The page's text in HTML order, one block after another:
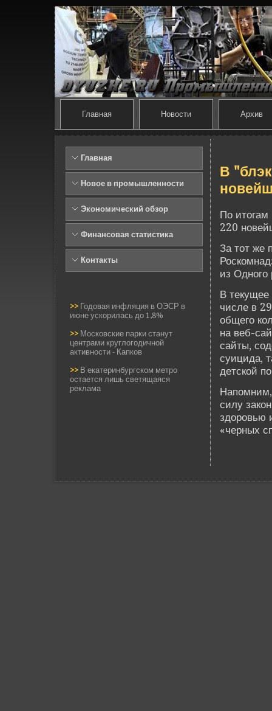
Главная Новости Архив
Главная
Новое в промышленности
Экономический обзор
Финансовая статистика
Контакты
>> Годовая инфляция в ОЭСР в
июне ускорилась до 1,8%
>> Московские парки станут
центрами круглогодичной
активности - Капков
>> В екатеринбургском метро
остается лишь светящаяся
реклама
В
По
220
За тот же
из Одного
В текущее
числе в
общего
на ве­б-
сайты,
суицида,
де­тской
силу
здоровью
«черных